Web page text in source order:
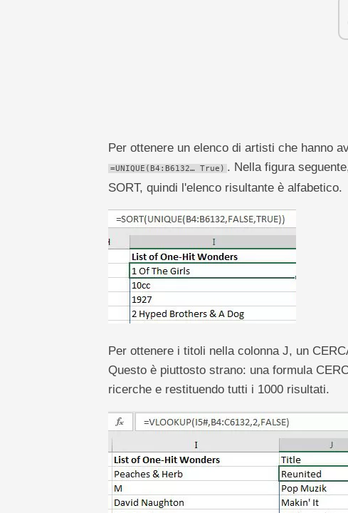
Per ottenere un elenco di artisti che hanno
=UNIQUE(B4:B6132… True) . Nella figura
SORT, quindi l'elenco risultante è alfabetico.
Per ottenere i titoli nella colonna J, un
Questo è piuttosto strano: una formula
ricerche e restituendo tutti i 1000 risultati.